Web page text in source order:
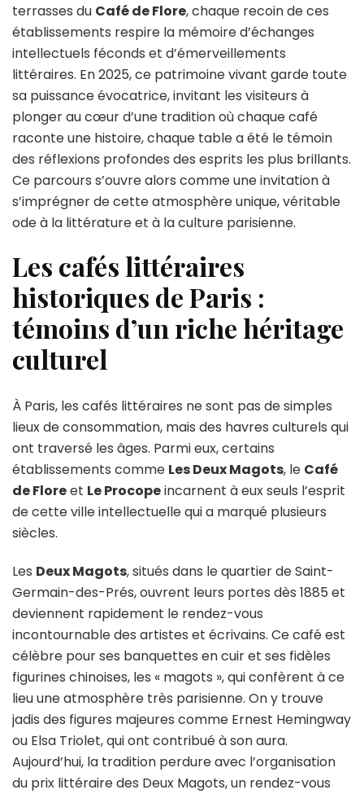
terrasses du Café de Flore, chaque recoin de ces
établissements respire la mémoire d’échanges
intellectuels féconds et d’émerveillements
littéraires. En 2025, ce patrimoine vivant garde toute
sa puissance évocatrice, invitant les visiteurs à
plonger au cœur d’une tradition où chaque café
raconte une histoire, chaque table a été le témoin
des réflexions profondes des esprits les plus brillants.
Ce parcours s’ouvre alors comme une invitation à
s’imprégner de cette atmosphère unique, véritable
ode à la littérature et à la culture parisienne.
Les cafés littéraires
historiques de Paris :
témoins d’un riche héritage
culturel
À Paris, les cafés littéraires ne sont pas de simples
lieux de consommation, mais des havres culturels qui
ont traversé les âges. Parmi eux, certains
établissements comme Les Deux Magots, le Café
de Floreet Le Procopeincarnent à eux seuls l’esprit
de cette ville intellectuelle qui a marqué plusieurs
siècles.
Les Deux Magots, situés dans le quartier de Saint-
Germain-des-Prés, ouvrent leurs portes dès 1885 et
deviennent rapidement le rendez-vous
incontournable des artistes et écrivains. Ce café est
célèbre pour ses banquettes en cuir et ses fidèles
figurines chinoises, les « magots », qui confèrent à ce
lieu une atmosphère très parisienne. On y trouve
jadis des figures majeures comme Ernest Hemingway
ou Elsa Triolet, qui ont contribué à son aura.
Aujourd’hui, la tradition perdure avec l’organisation
du prix littéraire des Deux Magots, un rendez-vous